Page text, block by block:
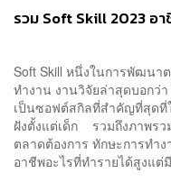
รวม Soft Skill 2023 อา
Soft Skill หนึ่งในการพัฒนา
ทำงาน งานวิจัยล่าสุดบอกว่า
เป็นซอฟต์สกิลที่สำคัญที่สุดที่
ฝังตั้งแต่เด็ก รวมถึงภาพร
ตลาดต้องการ ทักษะการทำ
อาชีพอะไรที่ทำรายได้สูงแต่